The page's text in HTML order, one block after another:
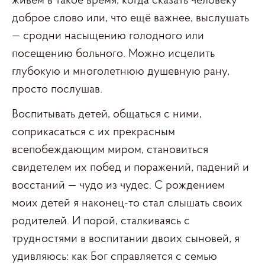
доброе слово или, что ещё важнее, выслушать
— сродни насыщению голодного или
посещению больного. Можно исцелить
глубокую и многолетнюю душевную рану,
просто послушав.
Воспитывать детей, общаться с ними,
соприкасаться с их прекрасным
всепобеждающим миром, становиться
свидетелем их побед и поражений, падений и
восстаний — чудо из чудес. С рождением
моих детей я наконец-то стал слышать своих
родителей. И порой, сталкиваясь с
трудностями в воспитании двоих сыновей, я
удивляюсь: как Бог справляется с семью